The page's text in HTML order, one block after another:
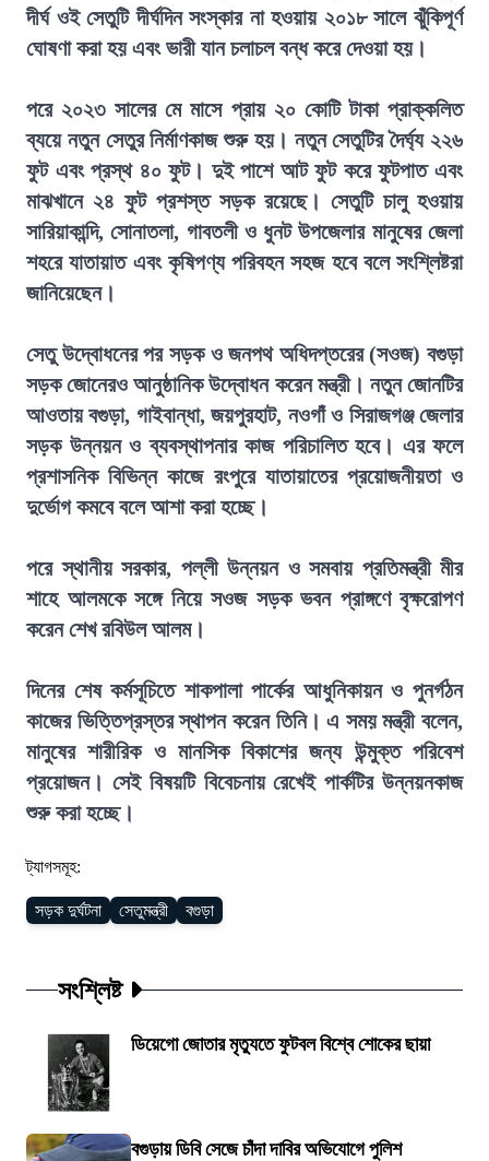
দীর্ঘ ওই সেতুটি দীর্ঘদিন সংস্কার না হওয়ায় ২০১৮ সালে ঝুঁকিপূর্ণ
ঘোষণা করা হয় এবং ভারী যান চলাচল বন্ধ করে দেওয়া হয়।
পরে ২০২৩ সালের মে মাসে প্রায় ২০ কোটি টাকা প্রাক্কলিত
ব্যয়ে নতুন সেতুর নির্মাণকাজ শুরু হয়। নতুন সেতুটির দৈর্ঘ্য ২২৬
ফুট এবং প্রস্থ ৪০ ফুট। দুই পাশে আট ফুট করে ফুটপাত এবং
মাঝখানে ২৪ ফুট প্রশস্ত সড়ক রয়েছে। সেতুটি চালু হওয়ায়
সারিয়াকান্দি, সোনাতলা, গাবতলী ও ধুনট উপজেলার মানুষের জেলা
শহরে যাতায়াত এবং কৃষিপণ্য পরিবহন সহজ হবে বলে সংশ্লিষ্টরা
জানিয়েছেন।
সেতু উদ্বোধনের পর সড়ক ও জনপথ অধিদপ্তরের (সওজ) বগুড়া
সড়ক জোনেরও আনুষ্ঠানিক উদ্বোধন করেন মন্ত্রী। নতুন জোনটির
আওতায় বগুড়া, গাইবান্ধা, জয়পুরহাট, নওগাঁ ও সিরাজগঞ্জ জেলার
সড়ক উন্নয়ন ও ব্যবস্থাপনার কাজ পরিচালিত হবে। এর ফলে
প্রশাসনিক বিভিন্ন কাজে রংপুরে যাতায়াতের প্রয়োজনীয়তা ও
দুর্ভোগ কমবে বলে আশা করা হচ্ছে।
পরে স্থানীয় সরকার, পল্লী উন্নয়ন ও সমবায় প্রতিমন্ত্রী মীর
শাহে আলমকে সঙ্গে নিয়ে সওজ সড়ক ভবন প্রাঙ্গণে বৃক্ষরোপণ
করেন শেখ রবিউল আলম।
দিনের শেষ কর্মসূচিতে শাকপালা পার্কের আধুনিকায়ন ও পুনর্গঠন
কাজের ভিত্তিপ্রস্তর স্থাপন করেন তিনি। এ সময় মন্ত্রী বলেন,
মানুষের শারীরিক ও মানসিক বিকাশের জন্য উন্মুক্ত পরিবেশ
প্রয়োজন। সেই বিষয়টি বিবেচনায় রেখেই পার্কটির উন্নয়নকাজ
শুরু করা হচ্ছে।
ট্যাগসমূহ:
সড়ক দুর্ঘটনা সেতুমন্ত্রী বগুড়া
সংশ্লিষ্ট
ডিয়েগো জোতার মৃত্যুতে ফুটবল বিশ্বে শোকের ছায়া
বগুড়ায় ডিবি সেজে চাঁদা দাবির অভিযোগে পুলিশ